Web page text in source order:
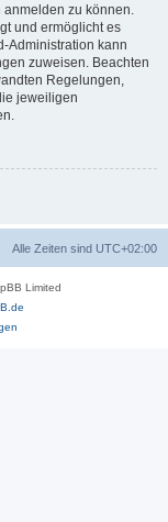
zu können.
und ermöglicht es
Administration kann
zuweisen. Beachten
Regelungen,
jeweiligen
Alle Zeiten sind UTC+02:00
Limited